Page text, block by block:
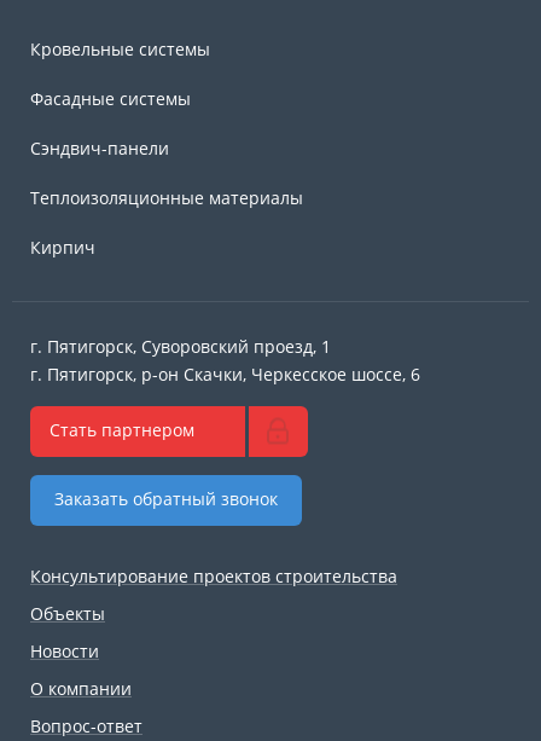
Кровельные системы
Фасадные системы
Сэндвич-панели
Теплоизоляционные материалы
Кирпич
г. Пятигорск, Суворовский проезд, 1
г. Пятигорск, р-он Скачки, Черкесское шоссе, 6
Стать партнером
Заказать обратный звонок
Консультирование проектов строительства
Объекты
Новости
О компании
Вопрос-ответ